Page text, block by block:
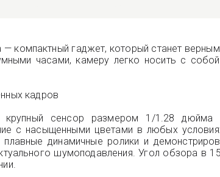
компактный гаджет, который станет
часами, камеру легко носить с
кадров
сенсор размером 1/1.28 дюйма
с насыщенными цветами в любых
плавные динамичные ролики и
шумоподавления. Угол обзора в